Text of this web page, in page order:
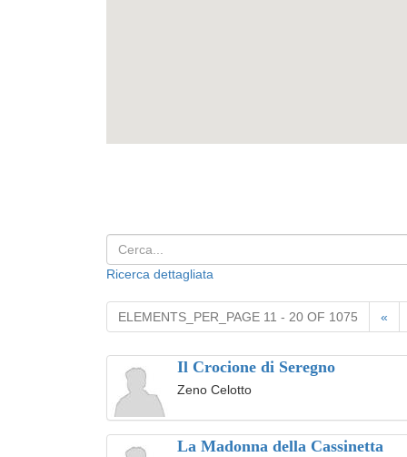
Ricerca dettagliata
ELEMENTS_PER_PAGE 11 - 20 OF 1075 «
Il Crocione di Seregno
Zeno Celotto
La Madonna della Cassinetta